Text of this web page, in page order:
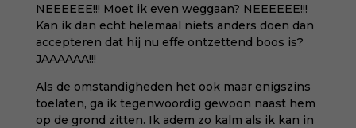
NEEEEEE!!! Moet ik even weggaan? NEEEEEE!!!
Kan ik dan echt helemaal niets anders doen dan
accepteren dat hij nu effe ontzettend boos is?
JAAAAAA!!!
Als de omstandigheden het ook maar enigszins
toelaten, ga ik tegenwoordig gewoon naast hem
op de grond zitten. Ik adem zo kalm als ik kan in